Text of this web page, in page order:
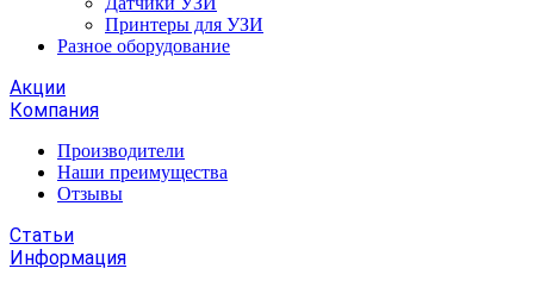
Принтеры для УЗИ
Разное оборудование
Акции
Компания
Производители
Наши преимущества
Отзывы
Статьи
Информация